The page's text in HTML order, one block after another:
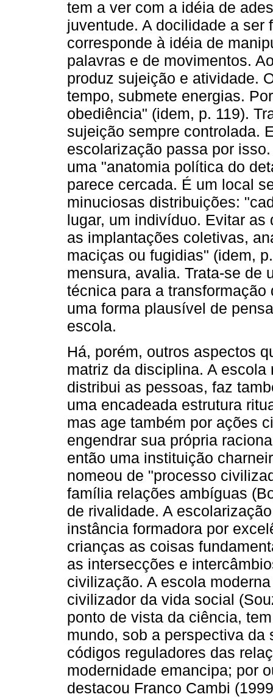
tem a ver com a idéia de
juventude. A docilidade a ser
corresponde à idéia de
palavras e de movimentos.
produz sujeição e atividade.
tempo, submete energias.
obediência" (idem, p. 119).
sujeição sempre controlada.
escolarização passa por
uma "anatomia política do
parece cercada. É um local
minuciosas distribuições:
lugar, um indivíduo. Evitar
as implantações coletivas,
maciças ou fugidias" (idem,
mensura, avalia. Trata-se de
técnica para a
uma forma plausível de
escola.
Há, porém, outros aspectos
matriz da disciplina. A
distribui as pessoas, faz
uma encadeada estrutura
mas age também por ações
engendrar sua própria
então uma instituição
nomeou de "processo
família relações ambíguas
de rivalidade. A
instância formadora por
crianças as coisas
as intersecções e
civilização. A escola
civilizador da vida social
ponto de vista da ciência,
mundo, sob a perspectiva
códigos reguladores das
modernidade emancipa; por
destacou Franco Cambi